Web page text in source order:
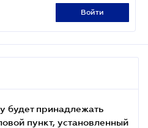
войти
будет принадлежать
пункт, установленный